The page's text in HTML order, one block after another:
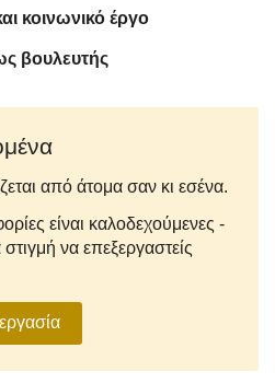
κοινωνικό έργο
βουλευτής
από άτομα σαν κι εσένα.
είναι καλοδεχούμενες -
να επεξεργαστείς